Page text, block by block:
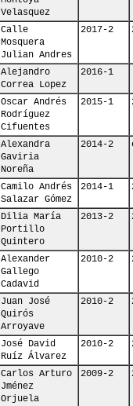
Velasquez
Calle
Mosquera
Julian Andres
2017-2
Alejandro
Correa Lopez
2016-1
Oscar Andrés
Rodríguez
Cifuentes
2015-1
Alexandra
Gaviria
Noreña
2014-2
Camilo Andrés
2014-1
Dilia María
Portillo
Quintero
2013-2
Alexander
Gallego
Cadavid
2010-2
Juan José
Quirós
Arroyave
2010-2
José David
Ruíz Álvarez
2010-2
Carlos Arturo
Jménez
Orjuela
2009-2